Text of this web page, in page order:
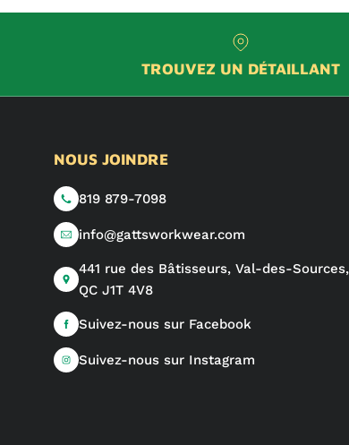
TROUVEZ UN DÉTAILLANT
NOUS JOINDRE
819 879-7098
info@gattsworkwear.com
441 rue des Bâtisseurs, Val-des-Sources,
QC J1T 4V8
Suivez-nous sur Facebook
Suivez-nous sur Instagram